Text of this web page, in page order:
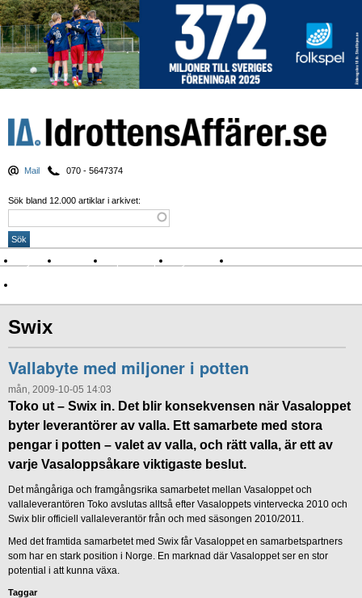
Mail 070 - 5647374
Sök bland 12.000 artiklar i arkivet:
Nyheter Krönikor Sport & spel Nyhetsbrev
Swix
Vallabyte med miljoner i potten
mån, 2009-10-05 14:03
Toko ut – Swix in. Det blir konsekvensen när Vasaloppet
byter leverantörer av valla. Ett samarbete med stora
pengar i potten – valet av valla, och rätt valla, är ett av
varje Vasaloppsåkare viktigaste beslut.
Det mångåriga och framgångsrika samarbetet mellan Vasaloppet och
vallaleverantören Toko avslutas alltså efter Vasaloppets vintervecka 2010 och
Swix blir officiell vallaleverantör från och med säsongen 2010/2011.
Med det framtida samarbetet med Swix får Vasaloppet en samarbetspartners
som har en stark position i Norge. En marknad där Vasaloppet ser en stor
potential i att kunna växa.
Taggar